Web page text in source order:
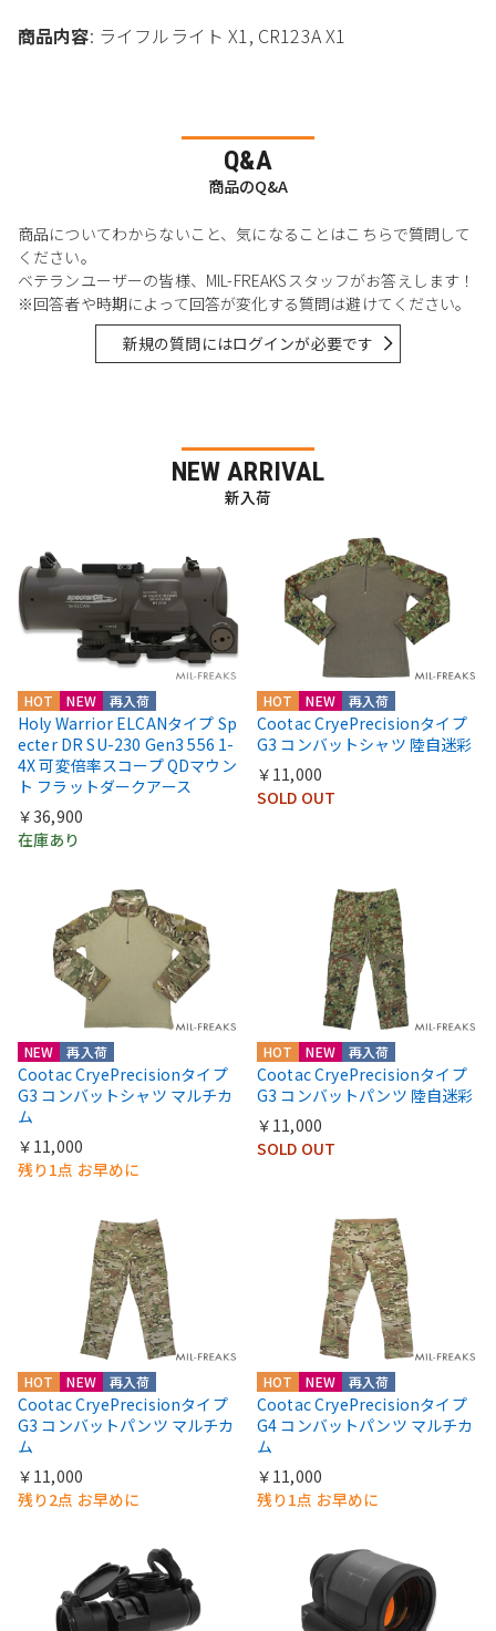
商品内容: ライフルライト X1, CR123A X1
Q&A
商品のQ&A
商品についてわからないこと、気になることはこちらで質問して
ください。
ベテランユーザーの皆様、MIL-FREAKSスタッフがお答えします！
※回答者や時期によって回答が変化する質問は避けてください。
新規の質問にはログインが必要です
NEW ARRIVAL
新入荷
HOT NEW 再入荷
Holy Warrior ELCANタイプ Sp
ecter DR SU-230 Gen3 556 1-
4X 可変倍率スコープ QDマウン
ト フラットダークアース
￥36,900
在庫あり
HOT NEW 再入荷
Cootac CryePrecisionタイプ
G3 コンバットシャツ 陸自迷彩
￥11,000
SOLD OUT
NEW 再入荷
Cootac CryePrecisionタイプ
G3 コンバットシャツ マルチカ
ム
￥11,000
残り1点 お早めに
HOT NEW 再入荷
Cootac CryePrecisionタイプ
G3 コンバットパンツ 陸自迷彩
￥11,000
SOLD OUT
HOT NEW 再入荷
Cootac CryePrecisionタイプ
G3 コンバットパンツ マルチカ
ム
￥11,000
残り2点 お早めに
HOT NEW 再入荷
Cootac CryePrecisionタイプ
G4 コンバットパンツ マルチカ
ム
￥11,000
残り1点 お早めに